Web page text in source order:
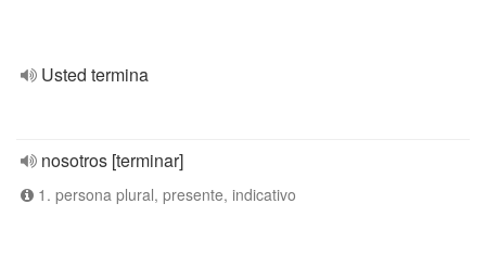
Usted termina
nosotros [terminar]
1. persona plural, presente, indicativo